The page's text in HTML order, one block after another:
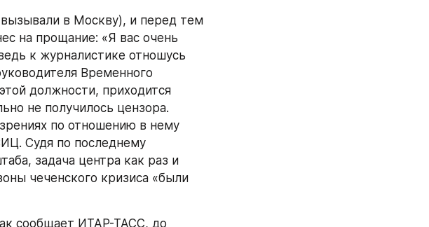
в Москву), и перед тем
на прощание: «Я вас очень
к журналистике отношусь
Временного
должности, приходится
не получилось цензора.
по отношению в нему
Судя по последнему
задача центра как раз и
чеченского кризиса «были
сообщает ИТАР-ТАСС, до